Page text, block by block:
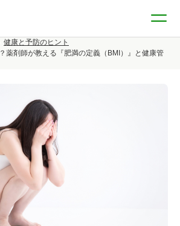
健康と予防のヒント
薬剤師が教える『肥満の定義（BMI）』と健康管